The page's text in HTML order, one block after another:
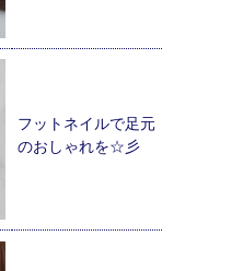
フットネイルで足元
のおしゃれを☆彡